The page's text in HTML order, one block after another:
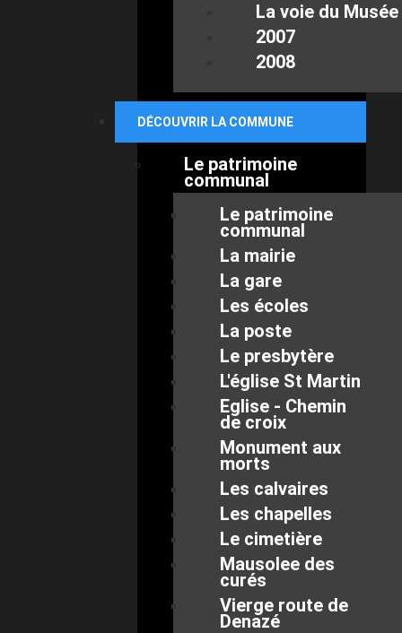
La voie du Musée
2007
2008
DÉCOUVRIR LA COMMUNE
Le patrimoine
communal
Le patrimoine
communal
La mairie
La gare
Les écoles
La poste
Le presbytère
L'église St Martin
Eglise - Chemin
de croix
Monument aux
morts
Les calvaires
Les chapelles
Le cimetière
Mausolee des
curés
Vierge route de
Denazé